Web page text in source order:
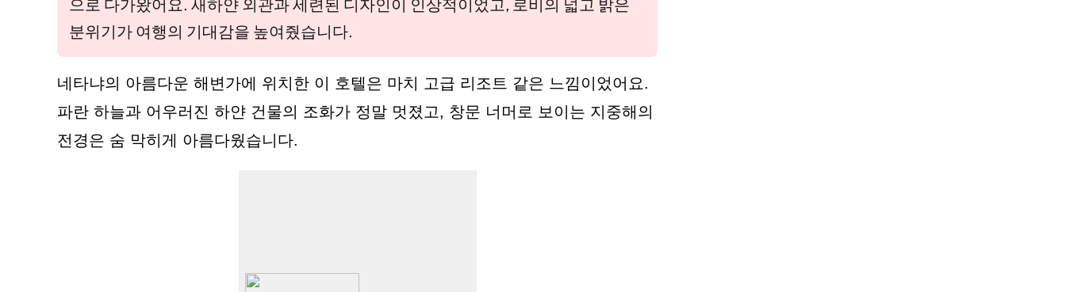
으로 다가왔어요. 새하얀 외관과 세련된 디자인이 인상적이었고, 로비의 넓고 밝은
분위기가 여행의 기대감을 높여줬습니다.
네타냐의 아름다운 해변가에 위치한 이 호텔은 마치 고급 리조트 같은 느낌이었어요.
파란 하늘과 어우러진 하얀 건물의 조화가 정말 멋졌고, 창문 너머로 보이는 지중해의
전경은 숨 막히게 아름다웠습니다.